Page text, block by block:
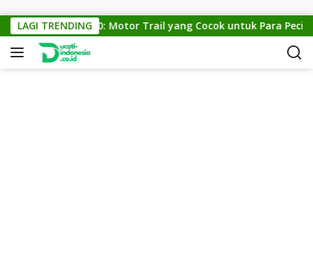
LAGI TRENDING
KTM Cross 150: Motor Trail yang Cocok untuk Para Pecinta